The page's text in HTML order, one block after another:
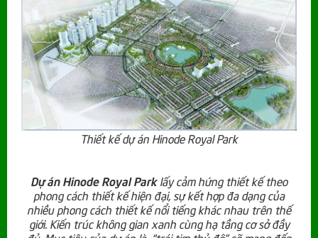
Thiết kế dự án Hinode Royal Park
Dự án Hinode Royal Parklấy cảm hứng thiết kế theo
phong cách thiết kế hiện đại, sự kết hợp đa dạng của
nhiều phong cách thiết kế nổi tiếng khác nhau trên thế
giới. Kiến trúc không gian xanh cùng hạ tầng cơ sở đầy